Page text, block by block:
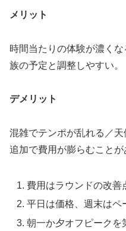
メリット
時間当たりの体験が濃く
族の予定と調整しやすい。
デメリット
混雑でテンポが乱れる／
追加で費用が膨らむことが
費用はラウンドの改善
平日は価格、週末はペ
朝一か夕オフピークを